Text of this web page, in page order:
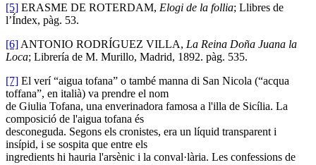
[5] ERASME DE ROTERDAM, Elogi de la follia; Llibres de
l’Índex, pàg. 53.
[6] ANTONIO RODRÍGUEZ VILLA, La Reina Doña Juana la
Loca; Librería de M. Murillo, Madrid, 1892. pàg. 535.
[7] El verí “aigua tofana” o també manna di San Nicola (“acqua
toffana”, en italià) va prendre el nom
de Giulia Tofana, una enverinadora famosa a l'illa de Sicília. La
composició de l'aigua tofana és
desconeguda. Segons els cronistes, era un líquid transparent i
insípid, i se sospita que entre els
ingredients hi hauria l'arsènic i la conval·lària. Les confessions de